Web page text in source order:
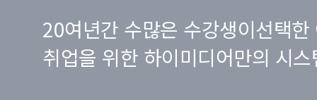
20여년간 수많은 수강생이선택한
취업을 위한 하이미디어만의 시